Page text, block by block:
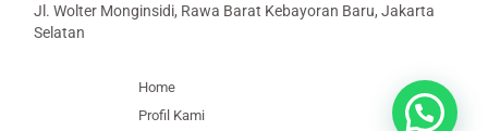
Jl. Wolter Monginsidi, Rawa Barat Kebayoran Baru, Jakarta
Selatan
Home
Profil Kami